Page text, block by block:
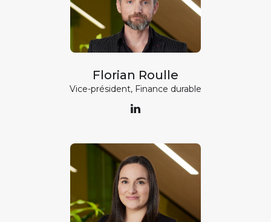
Florian Roulle
Vice-président, Finance durable